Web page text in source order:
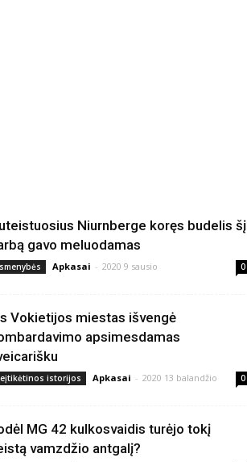
Niurnberge koręs budelis šį
gavo meluodamas
Apkasai - 2020 9 sausio 0
Vokietijos miestas išvengė
apsimesdamas
istorijos Apkasai - 2020 13 balandžio 0
MG 42 kulkosvaidis turėjo tokį
vamzdžio antgalį?